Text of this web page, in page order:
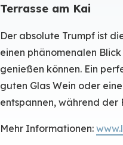
Terrasse am Kai
Der absolute Trumpf ist
einen phänomenalen
genießen können. Ein
guten Glas Wein oder
entspannen, während der
Mehr Informationen: